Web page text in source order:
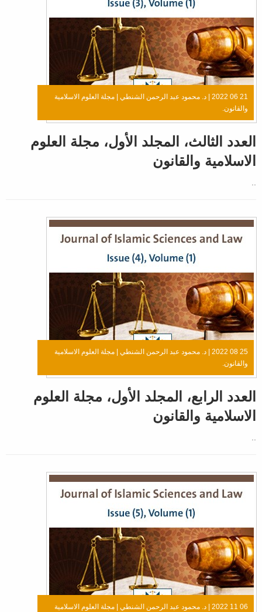
21 06 2022 | د. محمود عبد الرحمن الشنطي
مجلة العلوم الاسلامية
والقانون.
العدد الثالث، المجلد الأول، مجلة العلوم
الاسلامية والقانون
..
25 08 2022 | د. محمود عبد الرحمن الشنطي
مجلة العلوم الاسلامية
والقانون.
العدد الرابع، المجلد الأول، مجلة العلوم
الاسلامية والقانون
..
06 11 2022 | د. محمود عبد الرحمن الشنطي
مجلة العلوم الاسلامية